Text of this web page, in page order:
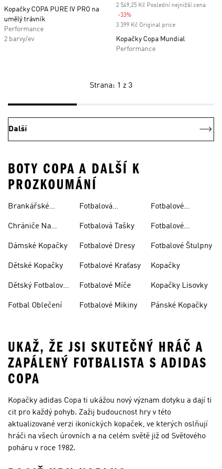
Kopačky COPA PURE IV PRO na
umělý trávník
Performance
2 barvy/ev
2 549,25 Kč Poslední nejnižší cena
-33%
3 399 Kč Original price
Kopačky Copa Mundial
Performance
Strana: 1 z 3
Další
BOTY COPA A DALŠÍ K
PROZKOUMÁNÍ
Brankářské
Chrániče Na
Dámské Kopačky
Dětské Kopačky
Dětský Fotbalový
Fotbal Oblečení
Fotbalová
Fotbalová Tašky
Fotbalové Dresy
Fotbalové Kraťasy
Fotbalové Míče
Fotbalové Mikiny
Fotbalové
Fotbalové
Fotbalové Štulpny
Kopačky
Kopačky Lisovky
Pánské Kopačky
UKAŽ, ŽE JSI SKUTEČNÝ HRÁČ A
ZAPÁLENÝ FOTBALISTA S ADIDAS
COPA
Kopačky adidas Copa ti ukážou nový význam dotyku a dají ti
cit pro každý pohyb. Zažij budoucnost hry v této
aktualizované verzi ikonických kopaček, ve kterých oslňují
hráči na všech úrovních a na celém světě již od Světového
poháru v roce 1982.